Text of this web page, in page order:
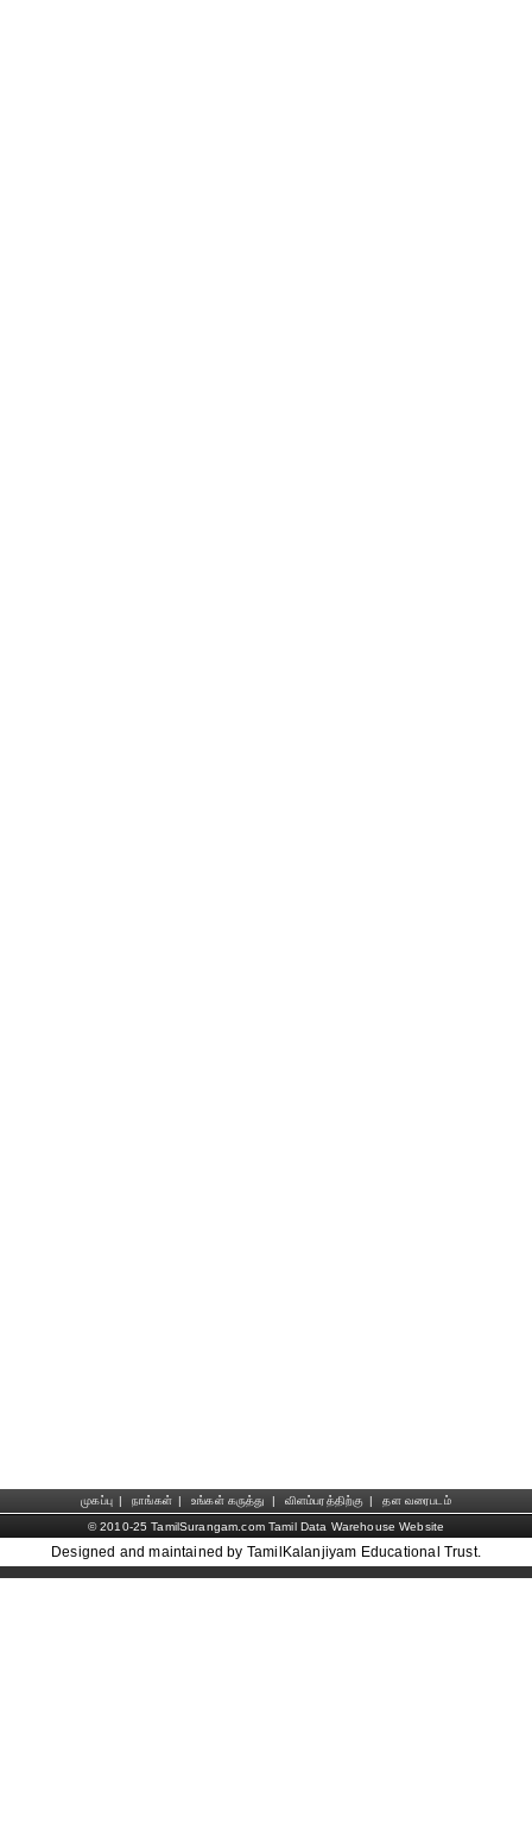
முகப்பு | நாங்கள் | உங்கள் கருத்து | விளம்பரத்திற்கு |
தள வரைபடம்
© 2010-25 TamilSurangam.com Tamil Data Warehouse Website
Designed and maintained by TamilKalanjiyam Educational Trust.